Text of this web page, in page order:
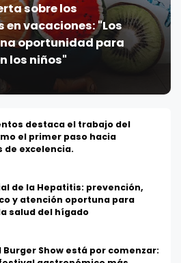
sobre los
vacaciones: "Los
oportunidad para
los niños"
destaca el trabajo del
el primer paso hacia
de excelencia.
de la Hepatitis: prevención,
y atención oportuna para
salud del hígado
Burger Show está por comenzar: